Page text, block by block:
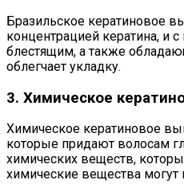
Бразильское кератиновое
концентрацией кератина, и
блестящим, а также
облегчает укладку.
3. Химическое
Химическое кератиновое
которые придают волосам
химических веществ,
химические вещества